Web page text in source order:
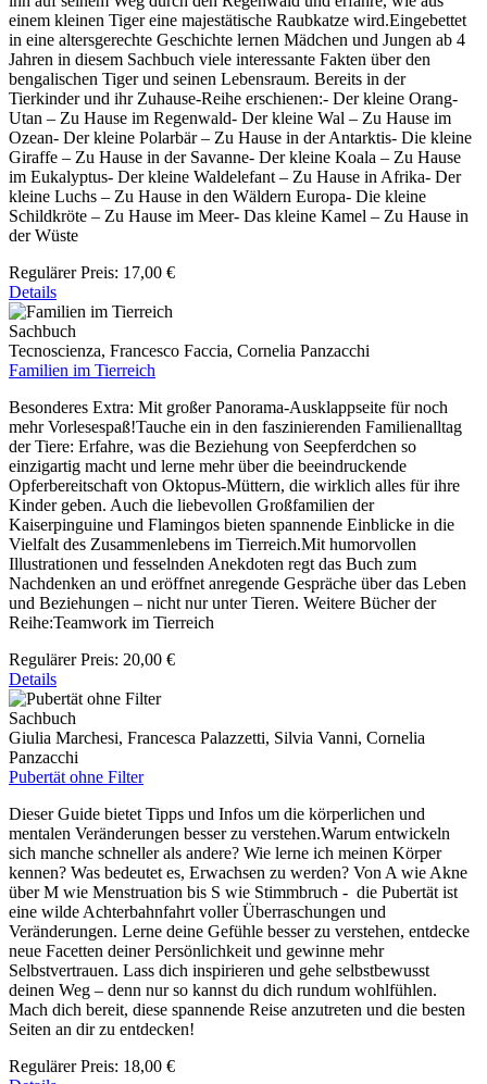
einem kleinen Tiger eine majestätische Raubkatze wird.Eingebettet
in eine altersgerechte Geschichte lernen Mädchen und Jungen ab 4
Jahren in diesem Sachbuch viele interessante Fakten über den
bengalischen Tiger und seinen Lebensraum. Bereits in der
Tierkinder und ihr Zuhause-Reihe erschienen:- Der kleine Orang-
Utan – Zu Hause im Regenwald- Der kleine Wal – Zu Hause im
Ozean- Der kleine Polarbär – Zu Hause in der Antarktis- Die kleine
Giraffe – Zu Hause in der Savanne- Der kleine Koala – Zu Hause
im Eukalyptus- Der kleine Waldelefant – Zu Hause in Afrika- Der
kleine Luchs – Zu Hause in den Wäldern Europa- Die kleine
Schildkröte – Zu Hause im Meer- Das kleine Kamel – Zu Hause in
der Wüste
Regulärer Preis: 17,00 €
Details
Sachbuch
Tecnoscienza, Francesco Faccia, Cornelia Panzacchi
Familien im Tierreich
Besonderes Extra: Mit großer Panorama-Ausklappseite für noch
mehr Vorlesespaß!Tauche ein in den faszinierenden Familienalltag
der Tiere: Erfahre, was die Beziehung von Seepferdchen so
einzigartig macht und lerne mehr über die beeindruckende
Opferbereitschaft von Oktopus-Müttern, die wirklich alles für ihre
Kinder geben. Auch die liebevollen Großfamilien der
Kaiserpinguine und Flamingos bieten spannende Einblicke in die
Vielfalt des Zusammenlebens im Tierreich.Mit humorvollen
Illustrationen und fesselnden Anekdoten regt das Buch zum
Nachdenken an und eröffnet anregende Gespräche über das Leben
und Beziehungen – nicht nur unter Tieren. Weitere Bücher der
Reihe:Teamwork im Tierreich
Regulärer Preis: 20,00 €
Details
Sachbuch
Giulia Marchesi, Francesca Palazzetti, Silvia Vanni, Cornelia
Panzacchi
Pubertät ohne Filter
Dieser Guide bietet Tipps und Infos um die körperlichen und
mentalen Veränderungen besser zu verstehen.Warum entwickeln
sich manche schneller als andere? Wie lerne ich meinen Körper
kennen? Was bedeutet es, Erwachsen zu werden? Von A wie Akne
über M wie Menstruation bis S wie Stimmbruch - die Pubertät ist
eine wilde Achterbahnfahrt voller Überraschungen und
Veränderungen. Lerne deine Gefühle besser zu verstehen, entdecke
neue Facetten deiner Persönlichkeit und gewinne mehr
Selbstvertrauen. Lass dich inspirieren und gehe selbstbewusst
deinen Weg – denn nur so kannst du dich rundum wohlfühlen.
Mach dich bereit, diese spannende Reise anzutreten und die besten
Seiten an dir zu entdecken!
Regulärer Preis: 18,00 €